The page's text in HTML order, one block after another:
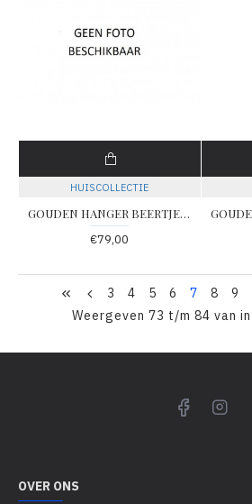
HUISCOLLECTIE
GOUDEN HANGER BEERTJE - 62270 - 401808
€79,00
3 4 5 6 7 8 9
Weergeven 73 t/m 84 van
OVER ONS